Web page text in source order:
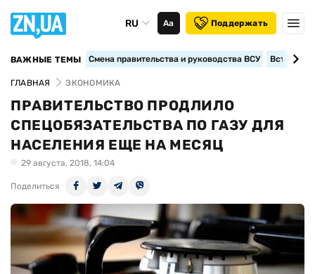
RU Аа Поддержать
ВАЖНЫЕ ТЕМЫ Смена правительства и руководства ВСУ
ГЛАВНАЯ ЭКОНОМИКА
ПРАВИТЕЛЬСТВО ПРОДЛИЛО
СПЕЦОБЯЗАТЕЛЬСТВА ПО ГАЗУ ДЛЯ
НАСЕЛЕНИЯ ЕЩЕ НА МЕСЯЦ
29 августа, 2018, 14:04
Поделиться